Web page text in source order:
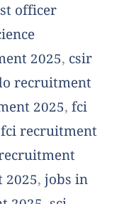
officer
2025, csir
recruitment
2025, fci
fci recruitment
, jobs in